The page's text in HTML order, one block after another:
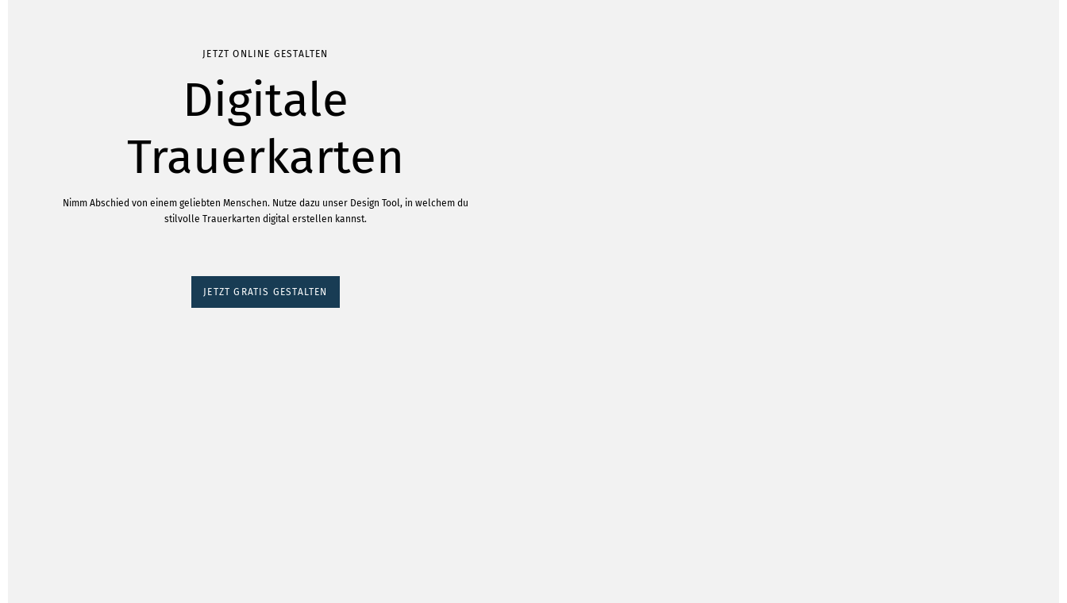
JETZT ONLINE GESTALTEN
Digitale
Trauerkarten
Nimm Abschied von einem geliebten Menschen. Nutze dazu unser Design Tool, in welchem du
stilvolle Trauerkarten digital erstellen kannst.
JETZT GRATIS GESTALTEN